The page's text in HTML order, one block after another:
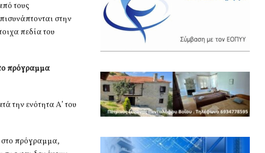
τους
στην
πεδία του
πρόγραμμα
την ενότητα Α’ του
στο πρόγραμμα,